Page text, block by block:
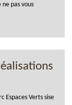
pas vous
Espaces Verts sise